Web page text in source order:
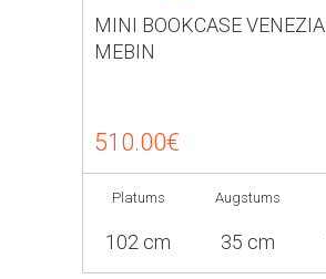
MINI BOOKCASE VENEZIA
MEBIN
510.00€
Platums
102 cm
Augstums
35 cm